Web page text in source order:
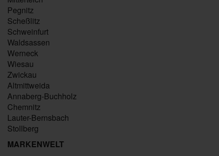
Pegnitz
Scheßlitz
Schweinfurt
Waldsassen
Werneck
Wiesau
Zwickau
Altmittweida
Annaberg-Buchholz
Chemnitz
Lauter-Bernsbach
Stollberg
MARKENWELT